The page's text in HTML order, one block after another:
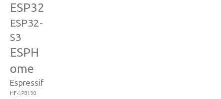
ESP32
ESP32-
S3
ESPH
ome
Espressif
HF-LPB130